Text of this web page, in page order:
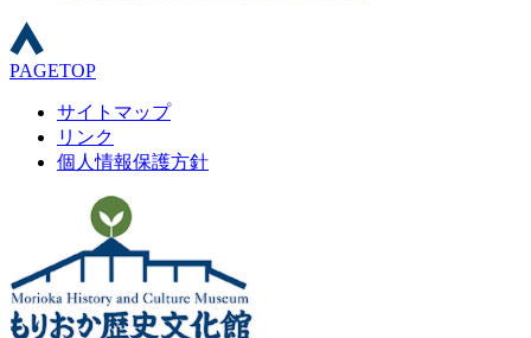
PAGETOP
サイトマップ
リンク
個人情報保護方針